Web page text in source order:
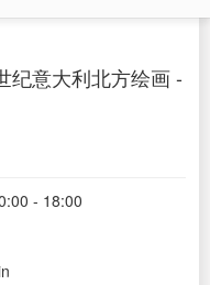
纪意大利北方绘画 -
- 18:00